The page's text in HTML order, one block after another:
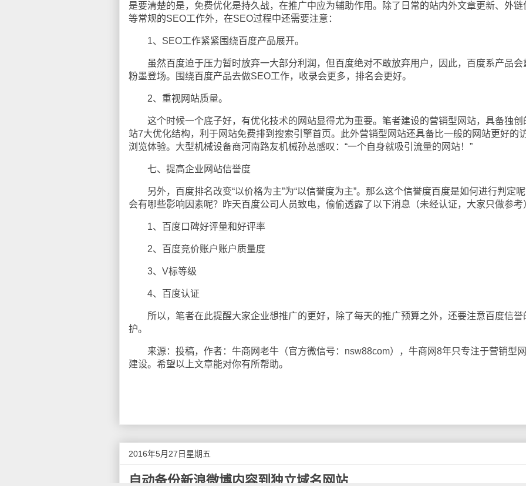
是要清楚的是，免费优化是持久战，在推广中应为辅助作用。除了日常的站内外文章更新、外链
等常规的SEO工作外，在SEO过程中还需要注意：
1、SEO工作紧紧围绕百度产品展开。
虽然百度迫于压力暂时放弃一大部分利润，但百度绝对不敢放弃用户，因此，百度系产品会
粉墨登场。围绕百度产品去做SEO工作，收录会更多，排名会更好。
2、重视网站质量。
这个时候一个底子好，有优化技术的网站显得尤为重要。笔者建设的营销型网站，具备独创
站7大优化结构，利于网站免费排到搜索引擎首页。此外营销型网站还具备比一般的网站更好的
浏览体验。大型机械设备商河南路友机械孙总感叹：“一个自身就吸引流量的网站！”
七、提高企业网站信誉度
另外，百度排名改变“以价格为主”为“以信誉度为主”。那么这个信誉度百度是如何进行判定呢
会有哪些影响因素呢？昨天百度公司人员致电，偷偷透露了以下消息（未经认证，大家只做参考
1、百度口碑好评量和好评率
2、百度竞价账户账户质量度
3、V标等级
4、百度认证
所以，笔者在此提醒大家企业想推广的更好，除了每天的推广预算之外，还要注意百度信誉
护。
来源：投稿，作者：牛商网老牛（官方微信号：nsw88com），牛商网8年只专注于营销型
建设。希望以上文章能对你有所帮助。
2016年5月27日星期五
自动备份新浪微博内容到独立域名网站